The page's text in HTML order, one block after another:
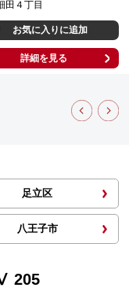
田４丁目
お気に入りに追加
詳細を見る
足立区
八王子市
205